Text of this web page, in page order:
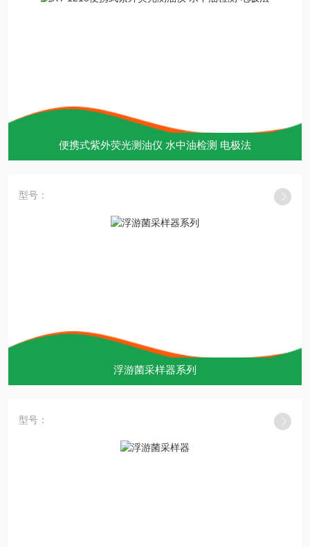
便携式紫外荧光测油仪 水中油检测 电极法
型号：
浮游菌采样器系列
型号：